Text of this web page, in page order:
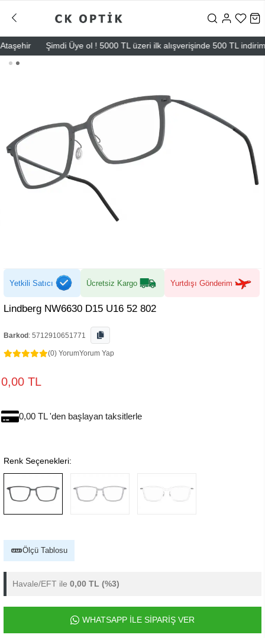
Şimdi Üye ol ! 5000 TL üzeri ilk alışverişinde 500 TL indirim
Yetkili Satıcı Ücretsiz Kargo Yurtdışı Gönderim
Lindberg NW6630 D15 U16 52 802
Barkod : 5712910651771
(0) YorumYorum Yap
0,00 TL
0,00 TL 'den başlayan taksitlerle
Renk Seçenekleri:
Ölçü Tablosu
Havale/EFT ile 0,00 TL (%3)
WHATSAPP İLE SİPARİŞ VER